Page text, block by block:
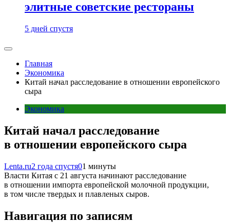
элитные советские рестораны
5 дней спустя
Главная
Экономика
Китай начал расследование в отношении европейского
сыра
Экономика
Китай начал расследование
в отношении европейского сыра
Lenta.ru2 года спустя01 минуты
Власти Китая с 21 августа начинают расследование
в отношении импорта европейской молочной продукции,
в том числе твердых и плавленых сыров.
Навигация по записям